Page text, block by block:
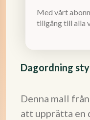
Dagordning
Denna mall
att upprätta
Med vårt
tillgång till alla